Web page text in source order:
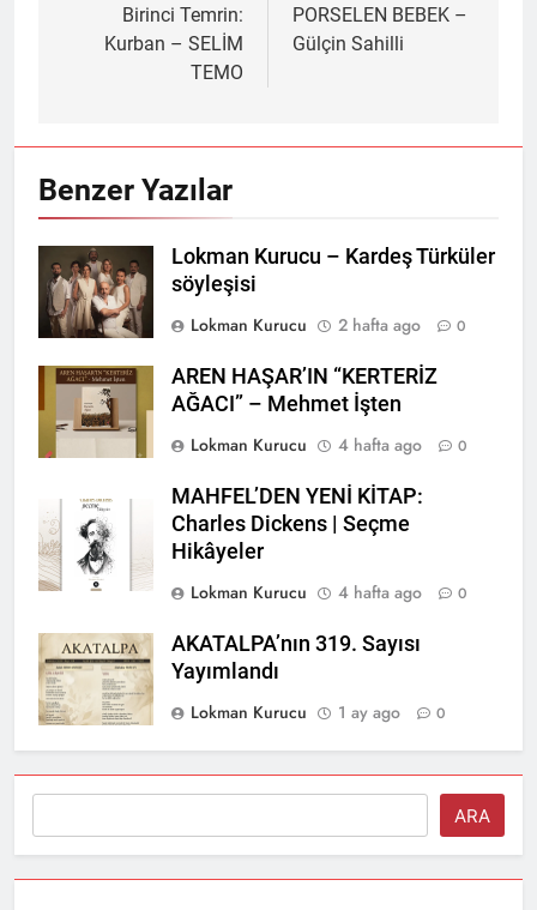
gezinmesi
Birinci Temrin:
Kurban – SELİM
TEMO
PORSELEN BEBEK –
Gülçin Sahilli
Benzer Yazılar
Lokman Kurucu – Kardeş Türküler
söyleşisi
Lokman Kurucu
2 hafta ago 0
AREN HAŞAR’IN “KERTERİZ
AĞACI” – Mehmet İşten
Lokman Kurucu
4 hafta ago 0
MAHFEL’DEN YENİ KİTAP:
Charles Dickens | Seçme
Hikâyeler
Lokman Kurucu
4 hafta ago 0
AKATALPA’nın 319. Sayısı
Yayımlandı
Lokman Kurucu
1 ay ago 0
ARA